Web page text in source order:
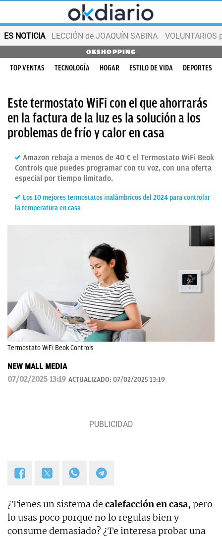
ES NOTICIA LECCIÓN de JOAQUÍN SABINA VOLUNTARIOS
OKSHOPPING
TOP VENTAS TECNOLOGÍA HOGAR ESTILO DE VIDA DEPORTES
Este termostato WiFi con el que ahorrarás
en la factura de la luz es la solución a los
problemas de frío y calor en casa
Amazon rebaja a menos de 40 € el Termostato WiFi Beok
Controls que puedes programar con tu voz, con una oferta
especial por tiempo limitado.
Los 10 mejores termostatos inalámbricos del 2024 para controlar
la temperatura en casa
Termostato WiFi Beok Controls
NEW MALL MEDIA
07/02/2025 13:19 ACTUALIZADO: 07/02/2025 13:19
¿Tienes un sistema de calefacción en casa, pero
lo usas poco porque no lo regulas bien y
consume demasiado? ¿Te interesa probar una